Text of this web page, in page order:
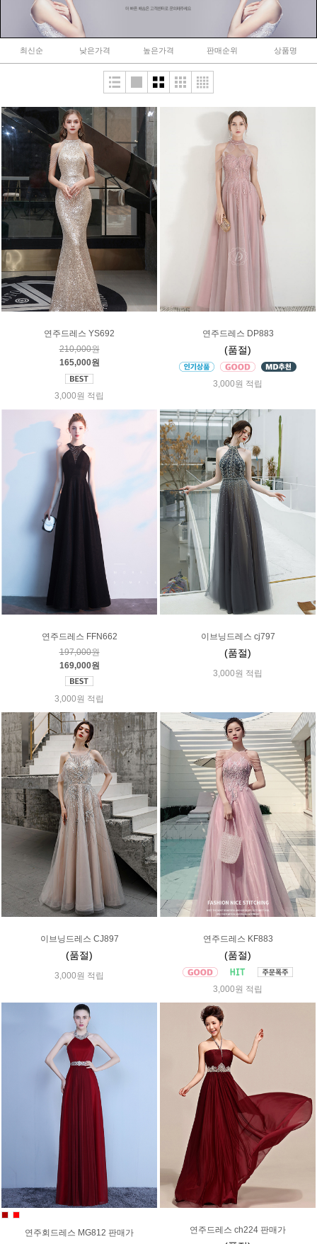
최신순 낮은가격 높은가격 판매순위 상품명
연주드레스 YS692
210,000원
165,000원
3,000원 적립
연주드레스 DP883
(품절)
3,000원 적립
연주드레스 FFN662
197,000원
169,000원
3,000원 적립
이브닝드레스 cj797
(품절)
3,000원 적립
이브닝드레스 CJ897
(품절)
3,000원 적립
연주드레스 KF883
(품절)
3,000원 적립
연주회드레스 MG812 판매가 연주드레스 ch224 판매가